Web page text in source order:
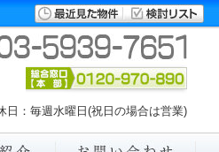
：毎週水曜日(祝日の場合は営業)